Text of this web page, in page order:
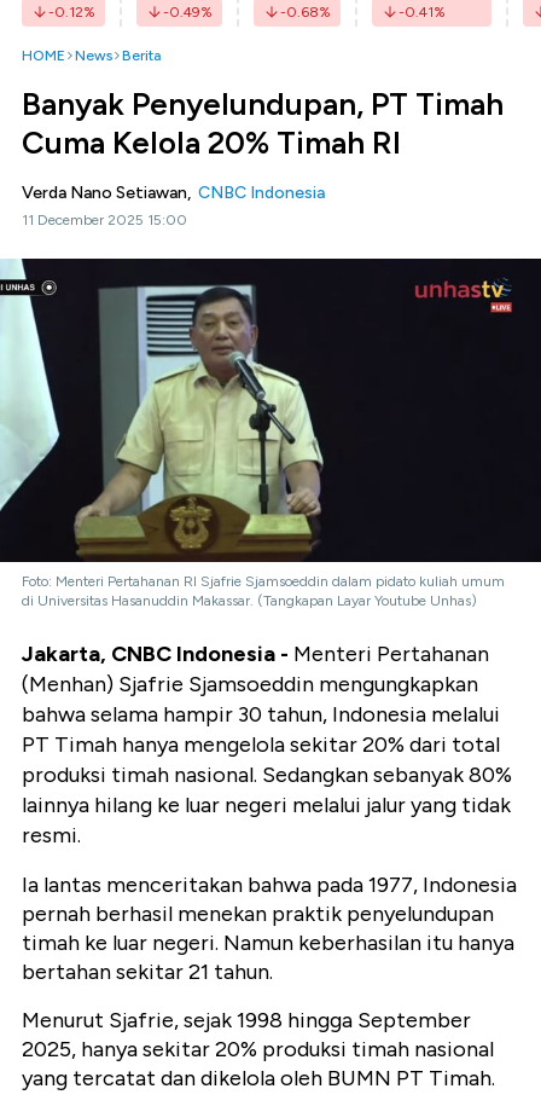
-0.12% -0.49% -0.68% -0.41%
HOME News Berita
Banyak Penyelundupan, PT Timah
Cuma Kelola 20% Timah RI
Verda Nano Setiawan, CNBC Indonesia
11 December 2025 15:00
Foto: Menteri Pertahanan RI Sjafrie Sjamsoeddin dalam pidato kuliah umum
di Universitas Hasanuddin Makassar. (Tangkapan Layar Youtube Unhas)
Jakarta, CNBC Indonesia - Menteri Pertahanan
(Menhan) Sjafrie Sjamsoeddin mengungkapkan
bahwa selama hampir 30 tahun, Indonesia melalui
PT Timah hanya mengelola sekitar 20% dari total
produksi timah nasional. Sedangkan sebanyak 80%
lainnya hilang ke luar negeri melalui jalur yang tidak
resmi.
Ia lantas menceritakan bahwa pada 1977, Indonesia
pernah berhasil menekan praktik penyelundupan
timah ke luar negeri. Namun keberhasilan itu hanya
bertahan sekitar 21 tahun.
Menurut Sjafrie, sejak 1998 hingga September
2025, hanya sekitar 20% produksi timah nasional
yang tercatat dan dikelola oleh BUMN PT Timah.